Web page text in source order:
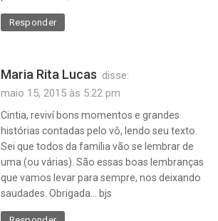
Responder
Maria Rita Lucas disse:
maio 15, 2015 às 5:22 pm
Cintia, reviví bons momentos e grandes
histórias contadas pelo vô, lendo seu texto.
Sei que todos da família vão se lembrar de
uma (ou várias). São essas boas lembranças
que vamos levar para sempre, nos deixando
saudades. Obrigada… bjs